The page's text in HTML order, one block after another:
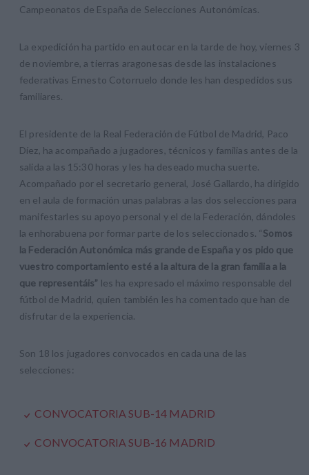
Campeonatos de España de Selecciones Autonómicas.
La expedición ha partido en autocar en la tarde de hoy, viernes 3
de noviembre, a tierras aragonesas desde las instalaciones
federativas Ernesto Cotorruelo donde les han despedidos sus
familiares.
El presidente de la Real Federación de Fútbol de Madrid, Paco
Díez, ha acompañado a jugadores, técnicos y familias antes de la
salida a las 15:30 horas y les ha deseado mucha suerte.
Acompañado por el secretario general, José Gallardo, ha dirigido
en el aula de formación unas palabras a las dos selecciones para
manifestarles su apoyo personal y el de la Federación, dándoles
la enhorabuena por formar parte de los seleccionados. “Somos
la Federación Autonómica más grande de España y os pido que
vuestro comportamiento esté a la altura de la gran familia a la
que representáis” les ha expresado el máximo responsable del
fútbol de Madrid, quien también les ha comentado que han de
disfrutar de la experiencia.
Son 18 los jugadores convocados en cada una de las
selecciones:
CONVOCATORIA SUB-14 MADRID
CONVOCATORIA SUB-16 MADRID